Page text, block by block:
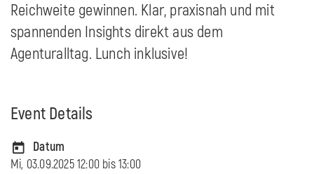
Reichweite gewinnen. Klar, praxisnah und mit
spannenden Insights direkt aus dem
Agenturalltag. Lunch inklusive!
Event Details
Datum
Mi, 03.09.2025 12:00 bis13:00